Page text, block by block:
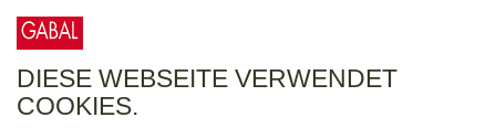
DIESE WEBSEITE VERWENDET
COOKIES.